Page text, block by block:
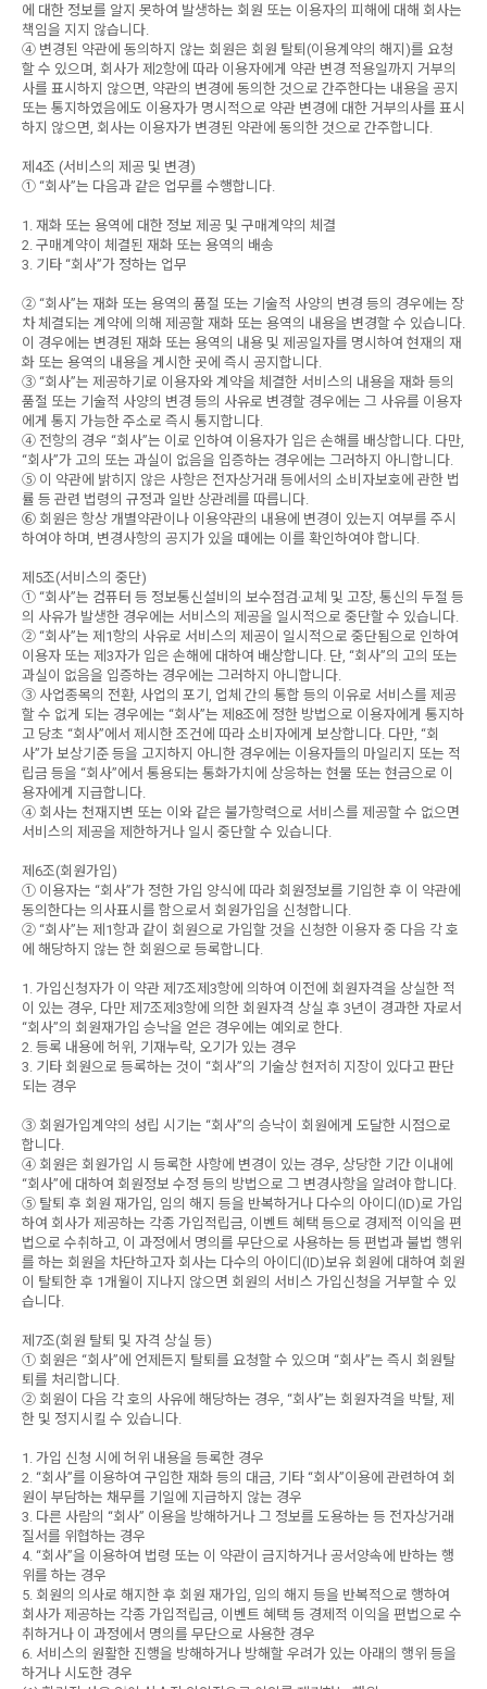
에 대한 정보를 알지 못하여 발생하는 회원 또는 이용자의 피해에 대해 회사는
책임을 지지 않습니다.
④ 변경된 약관에 동의하지 않는 회원은 회원 탈퇴(이용계약의 해지)를 요청
할 수 있으며, 회사가 제2항에 따라 이용자에게 약관 변경 적용일까지 거부의
사를 표시하지 않으면, 약관의 변경에 동의한 것으로 간주한다는 내용을 공지
또는 통지하였음에도 이용자가 명시적으로 약관 변경에 대한 거부의사를 표시
하지 않으면, 회사는 이용자가 변경된 약관에 동의한 것으로 간주합니다.
제4조 (서비스의 제공 및 변경)
① “회사”는 다음과 같은 업무를 수행합니다.
1. 재화 또는 용역에 대한 정보 제공 및 구매계약의 체결
2. 구매계약이 체결된 재화 또는 용역의 배송
3. 기타 “회사”가 정하는 업무
② “회사”는 재화 또는 용역의 품절 또는 기술적 사양의 변경 등의 경우에는 장
차 체결되는 계약에 의해 제공할 재화 또는 용역의 내용을 변경할 수 있습니다.
이 경우에는 변경된 재화 또는 용역의 내용 및 제공일자를 명시하여 현재의 재
화 또는 용역의 내용을 게시한 곳에 즉시 공지합니다.
③ “회사”는 제공하기로 이용자와 계약을 체결한 서비스의 내용을 재화 등의
품절 또는 기술적 사양의 변경 등의 사유로 변경할 경우에는 그 사유를 이용자
에게 통지 가능한 주소로 즉시 통지합니다.
④ 전항의 경우 “회사”는 이로 인하여 이용자가 입은 손해를 배상합니다. 다만,
“회사”가 고의 또는 과실이 없음을 입증하는 경우에는 그러하지 아니합니다.
⑤ 이 약관에 밝히지 않은 사항은 전자상거래 등에서의 소비자보호에 관한 법
률 등 관련 법령의 규정과 일반 상관례를 따릅니다.
⑥ 회원은 항상 개별약관이나 이용약관의 내용에 변경이 있는지 여부를 주시
하여야 하며, 변경사항의 공지가 있을 때에는 이를 확인하여야 합니다.
제5조(서비스의 중단)
① “회사”는 컴퓨터 등 정보통신설비의 보수점검·교체 및 고장, 통신의 두절 등
의 사유가 발생한 경우에는 서비스의 제공을 일시적으로 중단할 수 있습니다.
② “회사”는 제1항의 사유로 서비스의 제공이 일시적으로 중단됨으로 인하여
이용자 또는 제3자가 입은 손해에 대하여 배상합니다. 단, “회사”의 고의 또는
과실이 없음을 입증하는 경우에는 그러하지 아니합니다.
③ 사업종목의 전환, 사업의 포기, 업체 간의 통합 등의 이유로 서비스를 제공
할 수 없게 되는 경우에는 “회사”는 제8조에 정한 방법으로 이용자에게 통지하
고 당초 “회사”에서 제시한 조건에 따라 소비자에게 보상합니다. 다만, “회
사”가 보상기준 등을 고지하지 아니한 경우에는 이용자들의 마일리지 또는 적
립금 등을 “회사”에서 통용되는 통화가치에 상응하는 현물 또는 현금으로 이
용자에게 지급합니다.
④ 회사는 천재지변 또는 이와 같은 불가항력으로 서비스를 제공할 수 없으면
서비스의 제공을 제한하거나 일시 중단할 수 있습니다.
제6조(회원가입)
① 이용자는 “회사”가 정한 가입 양식에 따라 회원정보를 기입한 후 이 약관에
동의한다는 의사표시를 함으로서 회원가입을 신청합니다.
② “회사”는 제1항과 같이 회원으로 가입할 것을 신청한 이용자 중 다음 각 호
에 해당하지 않는 한 회원으로 등록합니다.
1. 가입신청자가 이 약관 제7조제3항에 의하여 이전에 회원자격을 상실한 적
이 있는 경우, 다만 제7조제3항에 의한 회원자격 상실 후 3년이 경과한 자로서
“회사”의 회원재가입 승낙을 얻은 경우에는 예외로 한다.
2. 등록 내용에 허위, 기재누락, 오기가 있는 경우
3. 기타 회원으로 등록하는 것이 “회사”의 기술상 현저히 지장이 있다고 판단
되는 경우
③ 회원가입계약의 성립 시기는 “회사”의 승낙이 회원에게 도달한 시점으로
합니다.
④ 회원은 회원가입 시 등록한 사항에 변경이 있는 경우, 상당한 기간 이내에
“회사”에 대하여 회원정보 수정 등의 방법으로 그 변경사항을 알려야 합니다.
⑤ 탈퇴 후 회원 재가입, 임의 해지 등을 반복하거나 다수의 아이디(ID)로 가입
하여 회사가 제공하는 각종 가입적립금, 이벤트 혜택 등으로 경제적 이익을 편
법으로 수취하고, 이 과정에서 명의를 무단으로 사용하는 등 편법과 불법 행위
를 하는 회원을 차단하고자 회사는 다수의 아이디(ID)보유 회원에 대하여 회원
이 탈퇴한 후 1개월이 지나지 않으면 회원의 서비스 가입신청을 거부할 수 있
습니다.
제7조(회원 탈퇴 및 자격 상실 등)
① 회원은 “회사”에 언제든지 탈퇴를 요청할 수 있으며 “회사”는 즉시 회원탈
퇴를 처리합니다.
② 회원이 다음 각 호의 사유에 해당하는 경우, “회사”는 회원자격을 박탈, 제
한 및 정지시킬 수 있습니다.
1. 가입 신청 시에 허위 내용을 등록한 경우
2. “회사”를 이용하여 구입한 재화 등의 대금, 기타 “회사”이용에 관련하여 회
원이 부담하는 채무를 기일에 지급하지 않는 경우
3. 다른 사람의 “회사” 이용을 방해하거나 그 정보를 도용하는 등 전자상거래
질서를 위협하는 경우
4. “회사”을 이용하여 법령 또는 이 약관이 금지하거나 공서양속에 반하는 행
위를 하는 경우
5. 회원의 의사로 해지한 후 회원 재가입, 임의 해지 등을 반복적으로 행하여
회사가 제공하는 각종 가입적립금, 이벤트 혜택 등 경제적 이익을 편법으로 수
취하거나 이 과정에서 명의를 무단으로 사용한 경우
6. 서비스의 원활한 진행을 방해하거나 방해할 우려가 있는 아래의 행위 등을
하거나 시도한 경우